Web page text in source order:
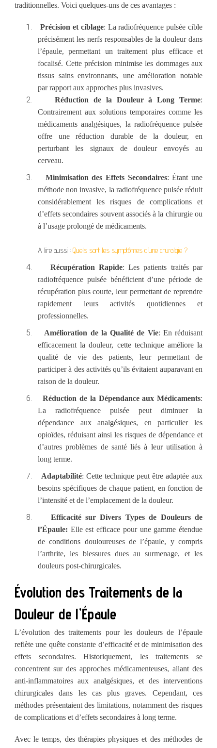
traditionnelles. Voici quelques-uns de ces avantages :
1. Précision et ciblage: La radiofréquence pulsée cible
précisément les nerfs responsables de la douleur dans
l’épaule, permettant un traitement plus efficace et
focalisé. Cette précision minimise les dommages aux
tissus sains environnants, une amélioration notable
par rapport aux approches plus invasives.
2. Réduction de la Douleur à Long Terme:
Contrairement aux solutions temporaires comme les
médicaments analgésiques, la radiofréquence pulsée
offre une réduction durable de la douleur, en
perturbant les signaux de douleur envoyés au
cerveau.
3. Minimisation des Effets Secondaires: Étant une
méthode non invasive, la radiofréquence pulsée réduit
considérablement les risques de complications et
d’effets secondaires souvent associés à la chirurgie ou
à l’usage prolongé de médicaments.
A lire aussi : Quels sont les symptômes d’une cruralgie ?
4.
Récupération Rapide: Les patients traités par
radiofréquence pulsée bénéficient d’une période de
récupération plus courte, leur permettant de reprendre
rapidement leurs activités quotidiennes et
professionnelles.
5. Amélioration de la Qualité de Vie: En réduisant
efficacement la douleur, cette technique améliore la
qualité de vie des patients, leur permettant de
participer à des activités qu’ils évitaient auparavant en
raison de la douleur.
6. Réduction de la Dépendance aux Médicaments:
La radiofréquence pulsée peut diminuer la
dépendance aux analgésiques, en particulier les
opioïdes, réduisant ainsi les risques de dépendance et
d’autres problèmes de santé liés à leur utilisation à
long terme.
7. Adaptabilité: Cette technique peut être adaptée aux
besoins spécifiques de chaque patient, en fonction de
l’intensité et de l’emplacement de la douleur.
8.
Efficacité sur Divers Types de Douleurs de
l’Épaule: Elle est efficace pour une gamme étendue
de conditions douloureuses de l’épaule, y compris
l’arthrite, les blessures dues au surmenage, et les
douleurs post-chirurgicales.
Évolution des Traitements de la
Douleur de l’Épaule
L’évolution des traitements pour les douleurs de l’épaule
reflète une quête constante d’efficacité et de minimisation des
effets secondaires. Historiquement, les traitements se
concentrent sur des approches médicamenteuses, allant des
anti-inflammatoires aux analgésiques, et des interventions
chirurgicales dans les cas plus graves. Cependant, ces
méthodes présentaient des limitations, notamment des risques
de complications et d’effets secondaires à long terme.
Avec le temps, des thérapies physiques et des méthodes de